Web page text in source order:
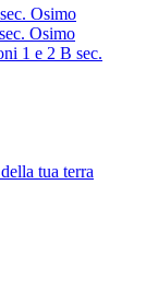
Osimo
Osimo
1 e 2 B sec.
tua terra